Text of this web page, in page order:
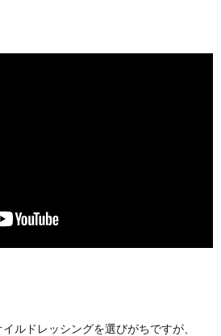
ルドレッシングを選びがちですが、